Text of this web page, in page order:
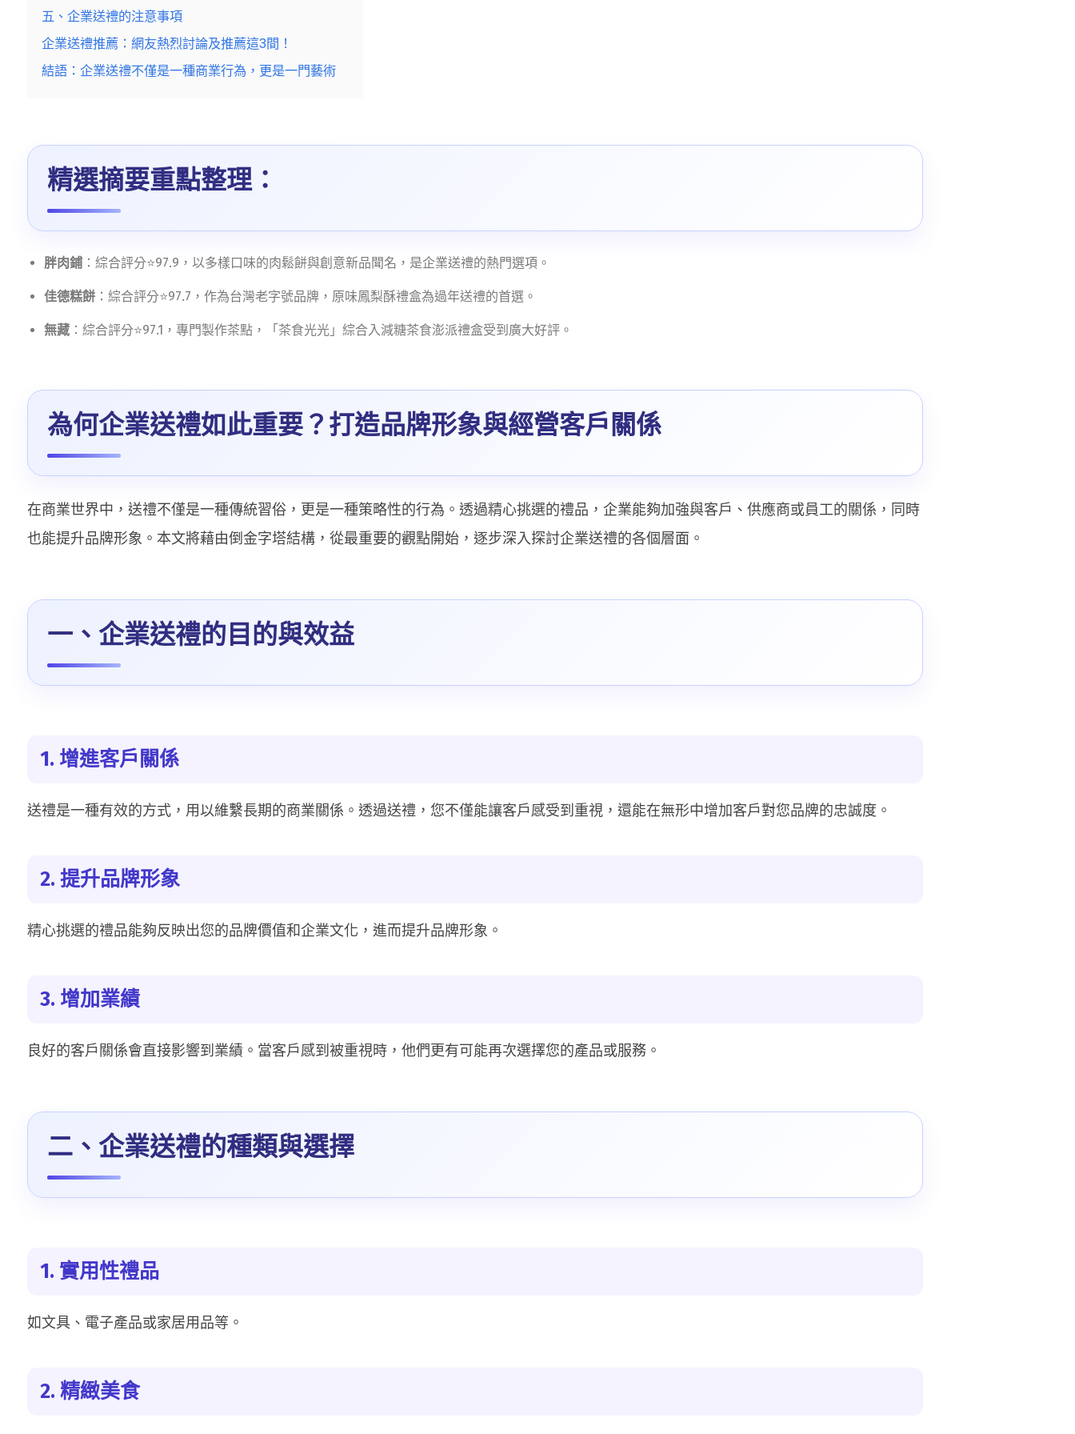
五、企業送禮的注意事項
企業送禮推薦：網友熱烈討論及推薦這3間！
結語：企業送禮不僅是一種商業行為，更是一門藝術
精選摘要重點整理：
胖肉鋪 ：綜合評分⭐97.9，以多樣口味的肉鬆餅與創意新品聞名，是企業送禮的熱門選項。
佳德糕餅 ：綜合評分⭐97.7，作為台灣老字號品牌，原味鳳梨酥禮盒為過年送禮的首選。
無藏 ：綜合評分⭐97.1，專門製作茶點，「茶食光光」綜合入減糖茶食澎派禮盒受到廣大好評。
為何企業送禮如此重要？打造品牌形象與經營客戶關係
在商業世界中，送禮不僅是一種傳統習俗，更是一種策略性的行為。透過精心挑選的禮品，企業能夠加強與客戶、供應商或員工的關係，同時
也能提升品牌形象。本文將藉由倒金字塔結構，從最重要的觀點開始，逐步深入探討企業送禮的各個層面。
一、企業送禮的目的與效益
1. 增進客戶關係
送禮是一種有效的方式，用以維繫長期的商業關係。透過送禮，您不僅能讓客戶感受到重視，還能在無形中增加客戶對您品牌的忠誠度。
2. 提升品牌形象
精心挑選的禮品能夠反映出您的品牌價值和企業文化，進而提升品牌形象。
3. 增加業績
良好的客戶關係會直接影響到業績。當客戶感到被重視時，他們更有可能再次選擇您的產品或服務。
二、企業送禮的種類與選擇
1. 實用性禮品
如文具、電子產品或家居用品等。
2. 精緻美食